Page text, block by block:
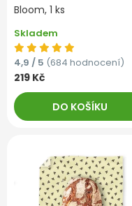
Bloom, 1 ks
Skladem
4,9 / 5 (684 hodnocení)
219 Kč
DO KOŠÍKU